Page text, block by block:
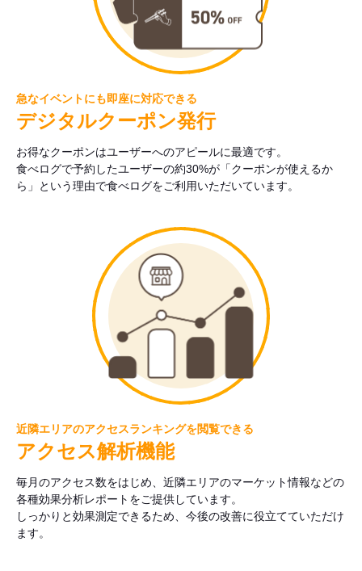
急なイベントにも即座に対応できる
デジタルクーポン発行
お得なクーポンはユーザーへのアピールに最適です。
食べログで予約したユーザーの約30%が「クーポンが使えるか
ら」という理由で食べログをご利用いただいています。
近隣エリアのアクセスランキングを閲覧できる
アクセス解析機能
毎月のアクセス数をはじめ、近隣エリアのマーケット情報などの
各種効果分析レポートをご提供しています。
しっかりと効果測定できるため、今後の改善に役立てていただけ
ます。